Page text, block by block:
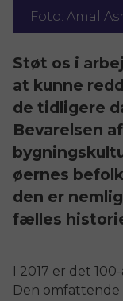
Foto: Amal
Støt os i
at kunne
de tidligere
Bevarelsen
øernes
den er
fælles
I 2017 er det
Den omfattende